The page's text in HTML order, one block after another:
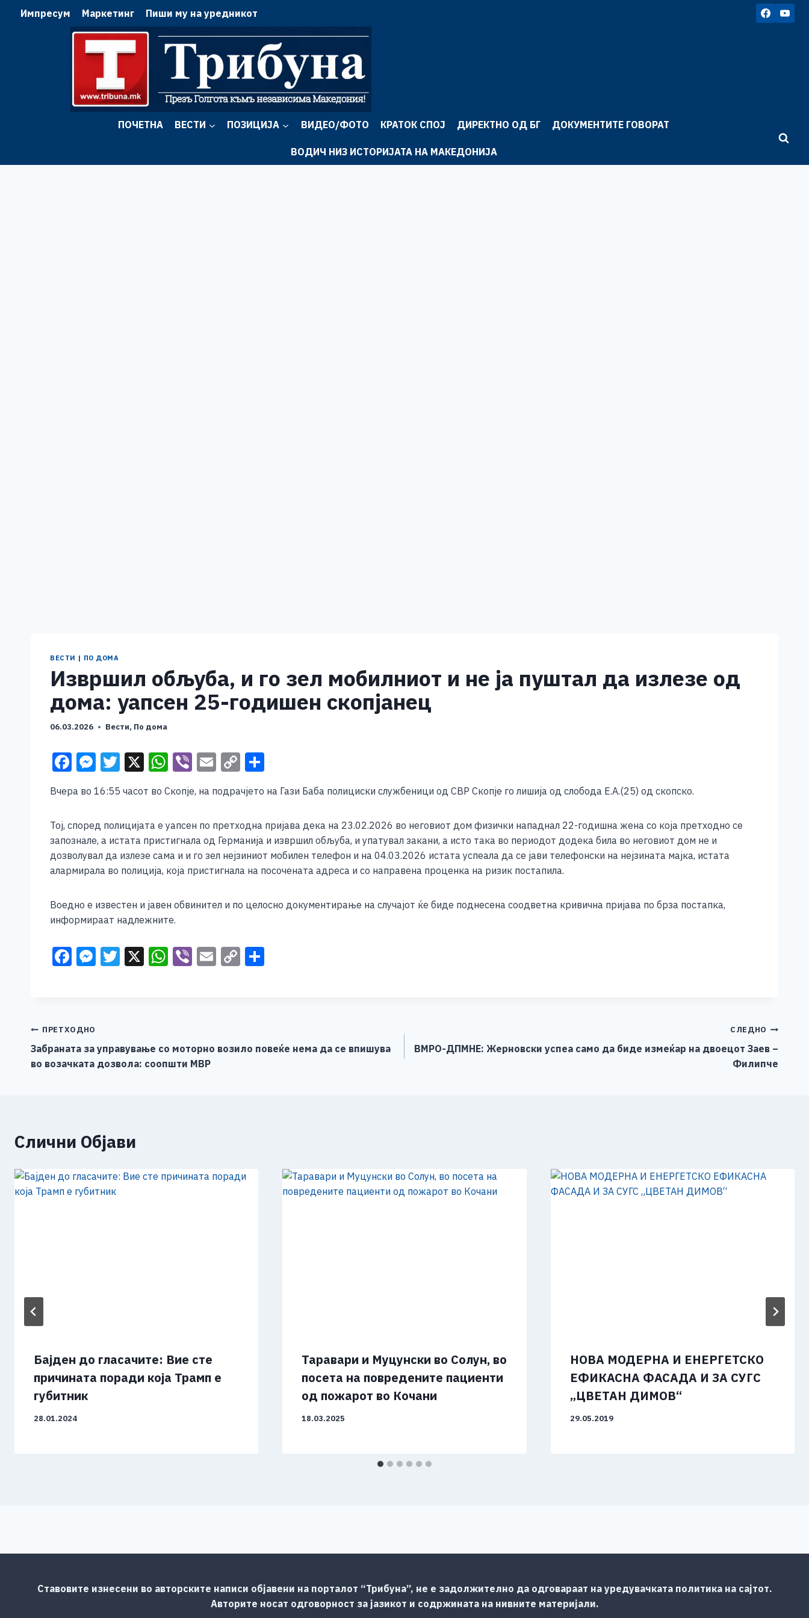
Импресум Маркетинг Пиши му на уредникот
ПОЧЕТНА ВЕСТИ ПОЗИЦИЈА ВИДЕО/ФОТО КРАТОК СПОЈ ДИРЕКТНО ОД БГ ДОКУМЕНТИТЕ ГОВОРАТ
ВОДИЧ НИЗ ИСТОРИЈАТА НА МАКЕДОНИЈА
ВЕСТИ | ПО ДОМА
Извршил обљуба, и го зел мобилниот и не ја пуштал да излезе од
дома: уапсен 25-годишен скопјанец
06.03.2026 Вести, По дома
F
c
e
b
o
o
k
M
e
ss
e
n
g
er
T
tt
er
X W
h
at
s
A
p
p
Vi
er
E
ai
l
C
o
p
y
Li
n
k
ar
e
Вчера во 16:55 часот во Скопје, на подрачјето на Гази Баба полициски службеници од СВР Скопје го лишија од слобода Е.А.(25) од скопско.
Тој, според полицијата е уапсен по претходна пријава дека на 23.02.2026 во неговиот дом физички нападнал 22-годишна жена со која претходно се
запознале, а истата пристигнала од Германија и извршил обљуба, и упатувал закани, а исто така во периодот додека била во неговиот дом не и
дозволувал да излезе сама и и го зел нејзиниот мобилен телефон и на 04.03.2026 истата успеала да се јави телефонски на нејзината мајка, истата
алармирала во полиција, која пристигнала на посочената адреса и со направена проценка на ризик постапила.
Воедно е известен и јавен обвинител и по целосно документирање на случајот ќе биде поднесена соодветна кривична пријава по брза постапка,
информираат надлежните.
F
b
o
o
M
g
er
T X W
p
p
Vi E C
n
Навигација
на
ПРЕТХОДНО
Забраната за управување со моторно возило повеќе нема да се впишува
во возачката дозвола: соопшти МВР
СЛЕДНО
ВМРО-ДПМНЕ: Жерновски успеа само да биде измеќар на двоецот Заев –
Филипче
Слични Објави
Бајден до гласачите: Вие сте
причината поради која Трамп е
губитник
28.01.2024
Таравари и Муцунски во Солун, во
посета на повредените пациенти
од пожарот во Кочани
18.03.2025
НОВА МОДЕРНА И ЕНЕРГЕТСКО
ЕФИКАСНА ФАСАДА И ЗА СУГС
„ЦВЕТАН ДИМОВ“
29.05.2019
Ставовите изнесени во авторските написи објавени на порталот “Трибуна”, не е задолжително да одговараат на уредувачката политика на сајтот.
Авторите носат одговорност за јазикот и содржината на нивните материјали.